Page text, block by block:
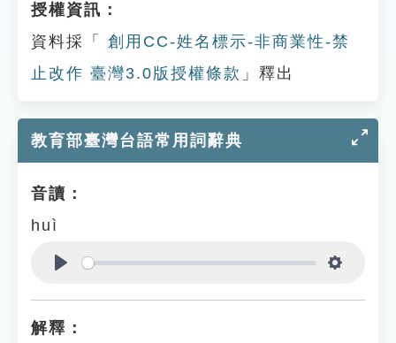
授權資訊：
資料採「
創用CC-姓名標示-非商業性-禁
止改作 臺灣3.0版授權條款 」釋出
教育部臺灣台語常用詞辭典
音讀：
huì
解釋：